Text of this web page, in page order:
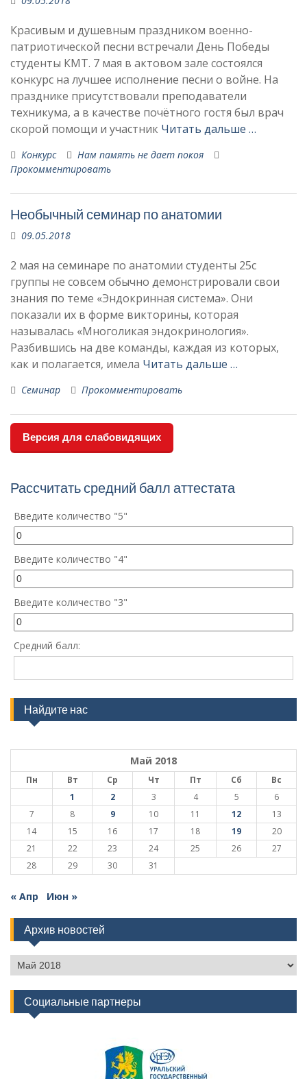
Красивым и душевным праздником военно-
патриотической песни встречали День Победы
студенты КМТ. 7 мая в актовом зале состоялся
конкурс на лучшее исполнение песни о войне. На
празднике присутствовали преподаватели
техникума, а в качестве почётного гостя был врач
скорой помощи и участник Читать дальше …
Конкурс
Нам память не дает покоя
Прокомментировать
Необычный семинар по анатомии
09.05.2018
2 мая на семинаре по анатомии студенты 25с
группы не совсем обычно демонстрировали свои
знания по теме «Эндокринная система». Они
показали их в форме викторины, которая
называлась «Многоликая эндокринология».
Разбившись на две команды, каждая из которых,
как и полагается, имела Читать дальше …
Семинар Прокомментировать
Версия для слабовидящих
Рассчитать средний балл аттестата
Введите количество "5"
Введите количество "4"
Введите количество "3"
Средний балл:
Найдите нас
Май 2018
Пн Вт Ср Чт Пт Сб
Вс
1
2 3 4 5
6
7
8 9 10 11 12
13
14
15 16 17 18 19
20
21
22 23 24 25 26
27
28
29 30 31
« Апр Июн »
Архив новостей
Архив
новостей
Социальные партнеры